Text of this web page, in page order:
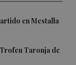
en Mestalla
Taronja de